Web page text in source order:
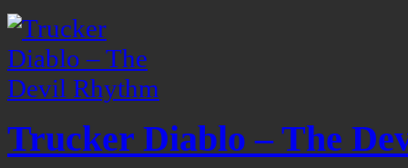
Trucker Diablo – The